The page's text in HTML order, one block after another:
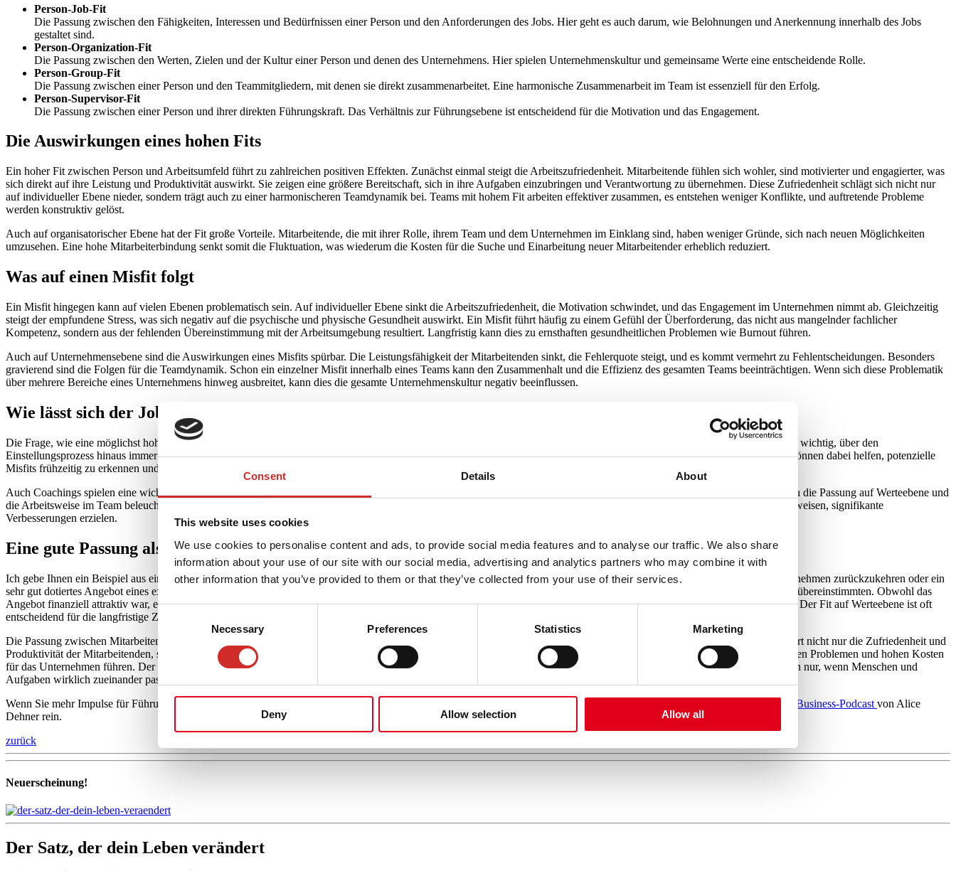
Consent Details About
This website uses cookies
We use cookies to personalise content and ads, to provide social media features and to analyse our traffic. We also share
information about your use of our site with our social media, advertising and analytics partners who may combine it with
other information that you’ve provided to them or that they’ve collected from your use of their services.
Consent
Necessary Preferences Statistics Marketing
Deny Allow selection Allow all
Person-Job-Fit
Die Passung zwischen den Fähigkeiten, Interessen und Bedürfnissen einer Person und den Anforderungen des Jobs. Hier geht es auch darum, wie Belohnungen und Anerkennung innerhalb des Jobs
gestaltet sind.
Person-Organization-Fit
Die Passung zwischen den Werten, Zielen und der Kultur einer Person und denen des Unternehmens. Hier spielen Unternehmenskultur und gemeinsame Werte eine entscheidende Rolle.
Person-Group-Fit
Die Passung zwischen einer Person und den Teammitgliedern, mit denen sie direkt zusammenarbeitet. Eine harmonische Zusammenarbeit im Team ist essenziell für den Erfolg.
Person-Supervisor-Fit
Die Passung zwischen einer Person und ihrer direkten Führungskraft. Das Verhältnis zur Führungsebene ist entscheidend für die Motivation und das Engagement.
Die Auswirkungen eines hohen Fits
Ein hoher Fit zwischen Person und Arbeitsumfeld führt zu zahlreichen positiven Effekten. Zunächst einmal steigt die Arbeitszufriedenheit. Mitarbeitende fühlen sich wohler, sind motivierter und engagierter, was
sich direkt auf ihre Leistung und Produktivität auswirkt. Sie zeigen eine größere Bereitschaft, sich in ihre Aufgaben einzubringen und Verantwortung zu übernehmen. Diese Zufriedenheit schlägt sich nicht nur
auf individueller Ebene nieder, sondern trägt auch zu einer harmonischeren Teamdynamik bei. Teams mit hohem Fit arbeiten effektiver zusammen, es entstehen weniger Konflikte, und auftretende Probleme
werden konstruktiv gelöst.
Auch auf organisatorischer Ebene hat der Fit große Vorteile. Mitarbeitende, die mit ihrer Rolle, ihrem Team und dem Unternehmen im Einklang sind, haben weniger Gründe, sich nach neuen Möglichkeiten
umzusehen. Eine hohe Mitarbeiterbindung senkt somit die Fluktuation, was wiederum die Kosten für die Suche und Einarbeitung neuer Mitarbeitender erheblich reduziert.
Was auf einen Misfit folgt
Ein Misfit hingegen kann auf vielen Ebenen problematisch sein. Auf individueller Ebene sinkt die Arbeitszufriedenheit, die Motivation schwindet, und das Engagement im Unternehmen nimmt ab. Gleichzeitig
steigt der empfundene Stress, was sich negativ auf die psychische und physische Gesundheit auswirkt. Ein Misfit führt häufig zu einem Gefühl der Überforderung, das nicht aus mangelnder fachlicher
Kompetenz, sondern aus der fehlenden Übereinstimmung mit der Arbeitsumgebung resultiert. Langfristig kann dies zu ernsthaften gesundheitlichen Problemen wie Burnout führen.
Auch auf Unternehmensebene sind die Auswirkungen eines Misfits spürbar. Die Leistungsfähigkeit der Mitarbeitenden sinkt, die Fehlerquote steigt, und es kommt vermehrt zu Fehlentscheidungen. Besonders
gravierend sind die Folgen für die Teamdynamik. Schon ein einzelner Misfit innerhalb eines Teams kann den Zusammenhalt und die Effizienz des gesamten Teams beeinträchtigen. Wenn sich diese Problematik
über mehrere Bereiche eines Unternehmens hinweg ausbreitet, kann dies die gesamte Unternehmenskultur negativ beeinflussen.
Wie lässt sich der Job-Fit verbessern?
Die Frage, wie eine möglichst hohe Passung zwischen Mitarbeitenden und Job erreicht werden kann, beschäftigt nicht nur HR-Abteilungen, sondern auch Führungskräfte. Es ist wichtig, über den
Einstellungsprozess hinaus immer wieder zu reflektieren, wie gut der Fit zwischen Mitarbeitenden und ihren Aufgaben tatsächlich ist. Regelmäßige Gespräche und Workshops können dabei helfen, potenzielle
Misfits frühzeitig zu erkennen und gezielt gegenzusteuern.
Auch Coachings spielen eine wichtige Rolle bei der Verbesserung des Fits. In solchen Prozessen wird nicht nur die inhaltliche Herausforderung des Jobs reflektiert, sondern auch die Passung auf Werteebene und
die Arbeitsweise im Team beleuchtet. Häufig lassen sich durch gezielte Maßnahmen, wie z.B. ein besseres Verständnis der Unternehmenskultur oder die Anpassung von Arbeitsweisen, signifikante
Verbesserungen erzielen.
Eine gute Passung als Schlüssel zu Erfolg und Zufriedenheit
Ich gebe Ihnen ein Beispiel aus einem meiner Coachings: Eine junge Führungskraft stand nach einem Sabbatical vor der Entscheidung, entweder zu ihrem ursprünglichen Unternehmen zurückzukehren oder ein
sehr gut dotiertes Angebot eines externen Unternehmens anzunehmen. Im Laufe eines Coachings wurde klar, dass die Werte des externen Unternehmens nicht mit ihren eigenen übereinstimmten. Obwohl das
Angebot finanziell attraktiv war, entschied sie sich für das Unternehmen, in dem sie bereits vor dem Sabbatical tätig war, da die Werte dort besser zu ihren Vorstellungen passten. Der Fit auf Werteebene ist oft
entscheidend für die langfristige Zufriedenheit.
Die Passung zwischen Mitarbeitenden und ihrem Job ist in einem Umfeld starker Konkurrenz in Bezug auf qualifizierte Fachkräfte von zentraler Bedeutung. Ein hoher Fit steigert nicht nur die Zufriedenheit und
Produktivität der Mitarbeitenden, sondern trägt auch zur langfristigen Mitarbeiterbindung bei und senkt die Fluktuationsrate. Umgekehrt kann ein Misfit zu Stress, gesundheitlichen Problemen und hohen Kosten
für das Unternehmen führen. Der Schlüssel liegt darin, den Fit kontinuierlich zu überprüfen und zu optimieren – durch regelmäßige Gespräche, Workshops und Coachings. Denn nur, wenn Menschen und
Aufgaben wirklich zueinander passen, können sie ihr volles Potenzial entfalten.
Wenn Sie mehr Impulse für Führungskräfte, Business Talk, Management-Input und Gedanken, die Unternehmen für die Zukunft stärken, möchten, dann hören Sie gerne in den
Business-Podcast von Alice
Dehner rein.
zurück
Neuerscheinung!
Der Satz, der dein Leben verändert